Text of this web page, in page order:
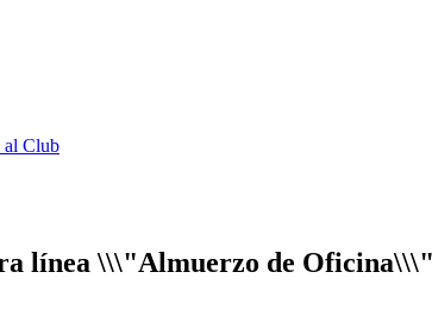
al Club
línea \\\"Almuerzo de